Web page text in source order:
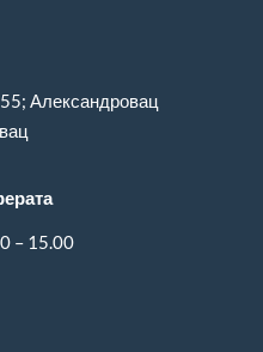
Александровац
– 15.00